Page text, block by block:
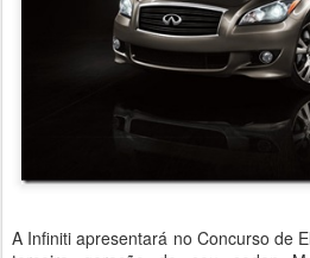
A Infiniti apresentará no Concurso de